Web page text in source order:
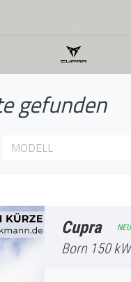
egefunden
MODELL
Cupra NEU
Born 150